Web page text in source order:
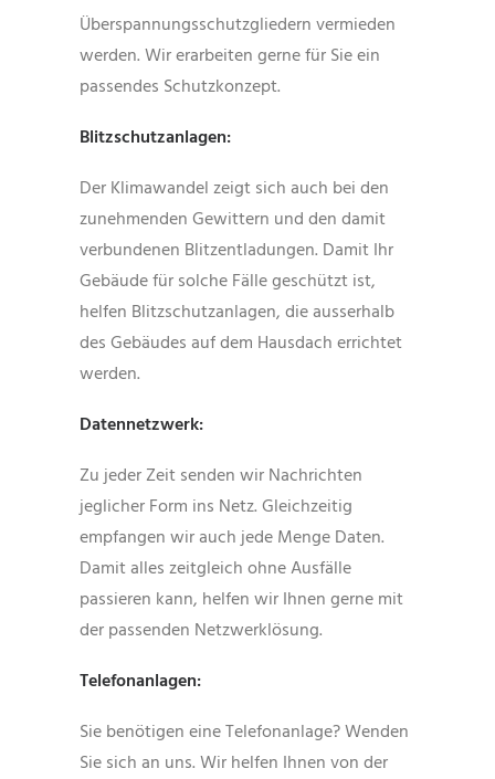
Überspannungsschutzgliedern vermieden
werden. Wir erarbeiten gerne für Sie ein
passendes Schutzkonzept.
Blitzschutzanlagen:
Der Klimawandel zeigt sich auch bei den
zunehmenden Gewittern und den damit
verbundenen Blitzentladungen. Damit Ihr
Gebäude für solche Fälle geschützt ist,
helfen Blitzschutzanlagen, die ausserhalb
des Gebäudes auf dem Hausdach errichtet
werden.
Datennetzwerk:
Zu jeder Zeit senden wir Nachrichten
jeglicher Form ins Netz. Gleichzeitig
empfangen wir auch jede Menge Daten.
Damit alles zeitgleich ohne Ausfälle
passieren kann, helfen wir Ihnen gerne mit
der passenden Netzwerklösung.
Telefonanlagen:
Sie benötigen eine Telefonanlage? Wenden
Sie sich an uns. Wir helfen Ihnen von der